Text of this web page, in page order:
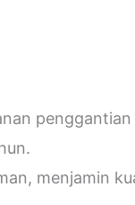
menjamin